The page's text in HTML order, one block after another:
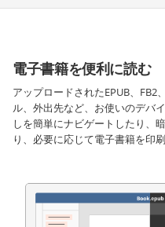
電子書籍を便利に読む
アップロードされたEPUB、FB2
ル、外出先など、お使いのデバ
しを簡単にナビゲートしたり、
り、必要に応じて電子書籍を印